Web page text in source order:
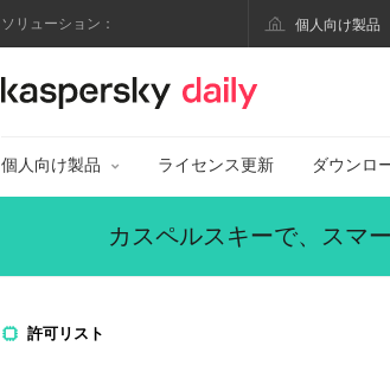
ソリューション： 個人向け製品
カスペルスキー公式ブログ
個人向け製品 ライセンス更新 ダウンロ
カスペルスキーで、スマ
許可リスト